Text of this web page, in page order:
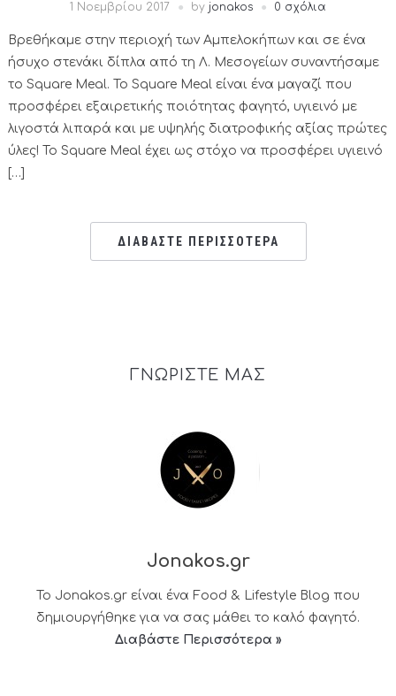
1 Νοεμβρίου 2017 by jonakos 0 σχόλια
Βρεθήκαμε στην περιοχή των Αμπελοκήπων και σε ένα
ήσυχο στενάκι δίπλα από τη Λ. Μεσογείων συναντήσαμε
το Square Meal. To Square Meal είναι ένα μαγαζί που
προσφέρει εξαιρετικής ποιότητας φαγητό, υγιεινό με
λιγοστά λιπαρά και με υψηλής διατροφικής αξίας πρώτες
ύλες! Το Square Meal έχει ως στόχο να προσφέρει υγιεινό
[…]
ΔΙΑΒΑΣΤΕ ΠΕΡΙΣΣΟΤΕΡΑ
ΓΝΩΡΙΣΤΕ ΜΑΣ
Jonakos.gr
Το Jonakos.gr είναι ένα Food & Lifestyle Blog που
δημιουργήθηκε για να σας μάθει το καλό φαγητό.
Διαβάστε Περισσότερα »